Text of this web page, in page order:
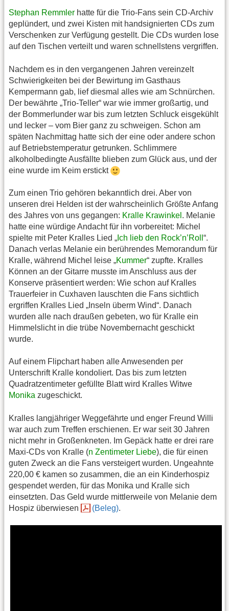
Stephan Remmler hatte für die Trio-Fans sein CD-Archiv
geplündert, und zwei Kisten mit handsignierten CDs zum
Verschenken zur Verfügung gestellt. Die CDs wurden lose
auf den Tischen verteilt und waren schnellstens vergriffen.
Nachdem es in den vergangenen Jahren vereinzelt
Schwierigkeiten bei der Bewirtung im Gasthaus
Kempermann gab, lief diesmal alles wie am Schnürchen.
Der bewährte „Trio-Teller“ war wie immer großartig, und
der Bommerlunder war bis zum letzten Schluck eisgekühlt
und lecker – vom Bier ganz zu schweigen. Schon am
späten Nachmittag hatte sich der eine oder andere schon
auf Betriebstemperatur getrunken. Schlimmere
alkoholbedingte Ausfällte blieben zum Glück aus, und der
eine wurde im Keim erstickt
Zum einen Trio gehören bekanntlich drei. Aber von
unseren drei Helden ist der wahrscheinlich Größte Anfang
des Jahres von uns gegangen: Kralle Krawinkel . Melanie
hatte eine würdige Andacht für ihn vorbereitet: Michel
spielte mit Peter Kralles Lied „ Ich lieb den Rock’n’Roll “.
Danach verlas Melanie ein berührendes Memorandum für
Kralle, während Michel leise „Kummer“ zupfte. Kralles
Können an der Gitarre musste im Anschluss aus der
Konserve präsentiert werden: Wie schon auf Kralles
Trauerfeier in Cuxhaven lauschten die Fans sichtlich
ergriffen Kralles Lied „Inseln überm Wind“. Danach
wurden alle nach draußen gebeten, wo für Kralle ein
Himmelslicht in die trübe Novembernacht geschickt
wurde.
Auf einem Flipchart haben alle Anwesenden per
Unterschrift Kralle kondoliert. Das bis zum letzten
Quadratzentimeter gefüllte Blatt wird Kralles Witwe
Monika zugeschickt.
Kralles langjähriger Weggefährte und enger Freund Willi
war auch zum Treffen erschienen. Er war seit 30 Jahren
nicht mehr in Großenkneten. Im Gepäck hatte er drei rare
Maxi-CDs von Kralle (n Zentimeter Liebe), die für einen
guten Zweck an die Fans versteigert wurden. Ungeahnte
220,00 € kamen so zusammen, die an ein Kinderhospiz
gespendet werden, für das Monika und Kralle sich
einsetzten. Das Geld wurde mittlerweile von Melanie dem
Hospiz überwiesen
(Beleg).